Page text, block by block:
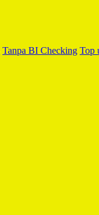
Tanpa BI Checking Top